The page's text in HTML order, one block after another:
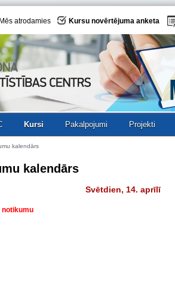
Mēs atrodamies Kursu novērtējuma anketa
Kursi Pakalpojumi Projekti
kalendārs
kalendārs
Svētdien, 14. aprīlī
notikumu